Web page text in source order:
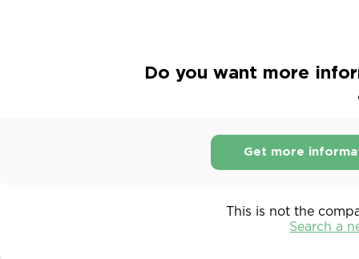
Do you want more
Get more
This is not the
Search a